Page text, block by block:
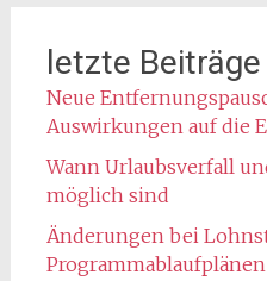
letzte Beiträge
Neue
Auswirkungen auf die
Wann Urlaubsverfall
möglich sind
Änderungen bei